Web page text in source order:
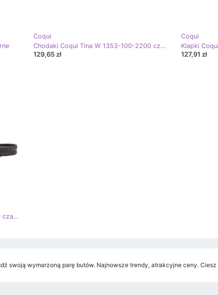
Coqui
Chodaki Coqui Tina W 1353-100-2200 czarne
129,65 zł
Coqui
127,91 zł
Klapki Coqui Kong W 8302-100-2200 czarne
swoją wymarzoną parę butów. Najnowsze trendy, atrakcyjne ceny.